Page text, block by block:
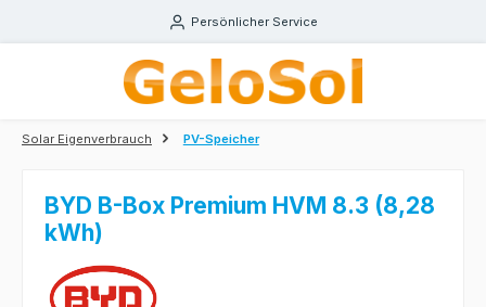
Zum Hauptinhalt springen Persönlicher Service
Solar Eigenverbrauch PV-Speicher
BYD B-Box Premium HVM 8.3 (8,28
kWh)